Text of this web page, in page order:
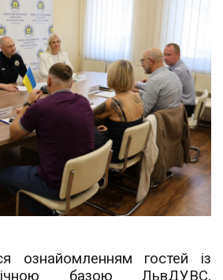
ознайомленням гостей із
базою ЛьвДУВС,